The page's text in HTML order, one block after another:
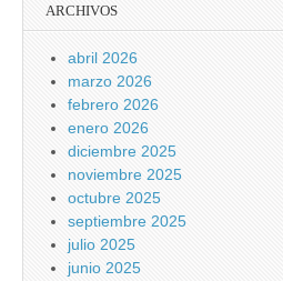
ARCHIVOS
abril 2026
marzo 2026
febrero 2026
enero 2026
diciembre 2025
noviembre 2025
octubre 2025
septiembre 2025
julio 2025
junio 2025